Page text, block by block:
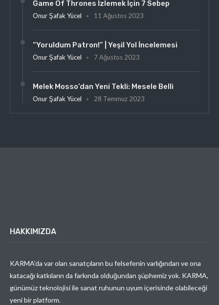
Game Of Thrones İzlemek İçin 7 Sebep
Onur Şafak Yücel 11 Ağustos 2023
“Yoruldum Patron!” | Yeşil Yol İncelemesi
Onur Şafak Yücel 7 Ağustos 2023
Melek Mosso’dan Yeni Tekli: Mesele Belli
Onur Şafak Yücel 28 Temmuz 2023
HAKKIMIZDA
KARMA’da var olan sanatçıların bu felsefenin varlığından ve ona
katacağı katkıların da farkında olduğundan şüphemiz yok. KARMA,
günümüz teknolojisi ile sanat ruhunun uyum içerisinde olabileceği
yeni bir platform.